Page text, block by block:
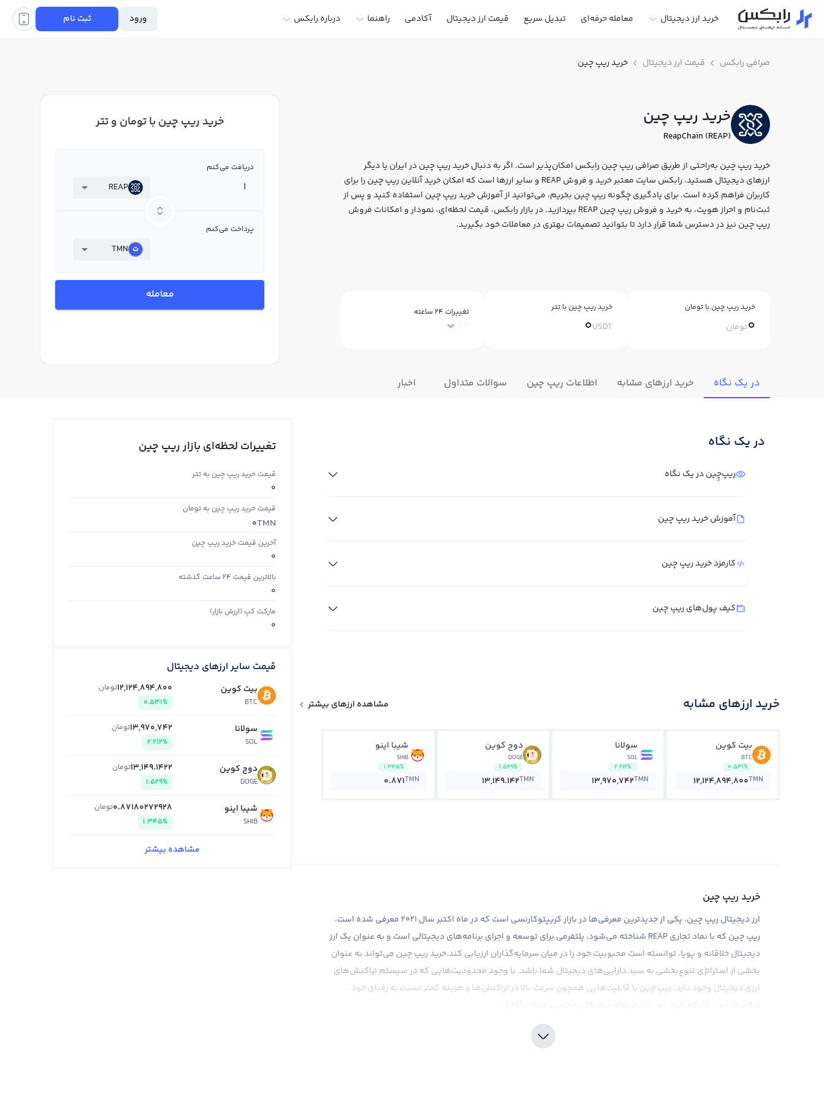
خرید ارز دیجیتال معامله حرفه‌ای تبدیل سریع قیمت ارز دیجیتال آکادمی راهنما درباره رابکس ورود ثبت نام
صرافی رابکس قیمت ارز دیجیتال خرید ریپ چین
خرید ریپ چین
ReapChain (REAP)
خرید ریپ چین به‌راحتی از طریق صرافی ریپ چین رابکس امکان‌پذیر است. اگر به دنبال خرید ریپ چین در ایران یا دیگر
ارزهای دیجیتال هستید، رابکس سایت معتبر خرید و فروش REAP و سایر ارزها است که امکان خرید آنلاین ریپ چین را برای
کاربران فراهم کرده است. برای یادگیری چگونه ریپ چین بخریم، می‌توانید از آموزش خرید ریپ چین استفاده کنید و پس از
ثبت‌نام و احراز هویت، به خرید و فروش ریپ چین REAP بپردازید. در بازار رابکس، قیمت لحظه‌ای، نمودار و امکانات فروش
ریپ چین نیز در دسترس شما قرار دارد تا بتوانید تصمیمات بهتری در معاملات خود بگیرید.
خرید ریپ چین با تومان
0تومان
خرید ریپ چین با تتر
0USDT
تغییرات ۲۴ ساعته
خرید ریپ چین با تومان و تتر
دریافت می‌کنم
REAP
پرداخت می‌کنم
TMN
معامله
در یک نگاه خرید ارزهای مشابه اطلاعات ریپ چین سوالات متداول اخبار
در یک نگاه
ریپ‌چِین در یک نگاه
آموزش خرید ریپ چین
کارمزد خرید ریپ چین
کیف پول‌های ریپ چین
خرید ارزهای مشابه مشاهده ارزهای بیشتر
بیت کوین
BTC
0.531%
12,124,894,800TMN
سولانا
SOL
2.212%
13,970,742TMN
دوج کوین
DOGE
1.529%
13,149.142TMN
شیبا اینو
SHIB
1.345%
0.871TMN
خرید ریپ چین
ارز دیجیتال ریپ چین، یکی از جدیدترین معرفی‌ها در بازار کریپتوکارنسی است که در ماه اکتبر سال 2021 معرفی شده است.
ریپ چین که با نماد تجاری REAP شناخته می‌شود، پلتفرمی برای توسعه و اجرای برنامه‌های دیجیتالی است و به عنوان یک ارز
دیجیتال خلاقانه و پویا، توانسته است محبوبیت خود را در میان سرمایه‌گذاران ارزیابی کند.خرید ریپ چین می‌تواند به عنوان
بخشی از استراتژی تنوع‌بخشی به سبد دارایی‌های دیجیتال شما باشد. با وجود محدودیت‌هایی که در سیستم تراکنش‌های
ارزی دیجیتال وجود دارد، ریپ چین با قابلیت‌هایی همچون سرعت بالا در تراکنش‌ها و هزینه کمتر نسبت به رقبای خود،
صرافی رابکس، به عنوان یکی از قدیمی‌ترین و معتبرترین صرافی‌های ارزی دیجیتال در ایران، با ارائه قیمت‌های رقابتی و
کارمزد پایین، تجربه خریدی مطلوب را برای کاربران خود به ارمغان می‌آورد. با اطمینان خاطر می‌توانید در صرافی رابکس، ریپ
تغییرات لحظه‌ای بازار ریپ چین
قیمت خرید ریپ چین به تتر
0
قیمت خرید ریپ چین به تومان
TMN
0
آخرین قیمت خرید ریپ چین
0
بالاترین قیمت ۲۴ ساعت گذشته
0
مارکت کپ (ارزش بازار)
0
قیمت سایر ارزهای دیجیتال
بیت کوین
BTC
12,124,894,800تومان
0.531%
سولانا
SOL
13,970,742تومان
2.212%
دوج کوین
DOGE
13,149.1422تومان
1.529%
شیبا اینو
SHIB
0.87180272928تومان
1.345%
مشاهده بیشتر